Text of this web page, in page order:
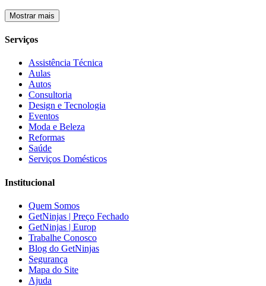
Mostrar mais
Serviços
Assistência Técnica
Aulas
Autos
Consultoria
Design e Tecnologia
Eventos
Moda e Beleza
Reformas
Saúde
Serviços Domésticos
Institucional
Quem Somos
GetNinjas | Preço Fechado
GetNinjas | Europ
Trabalhe Conosco
Blog do GetNinjas
Segurança
Mapa do Site
Ajuda